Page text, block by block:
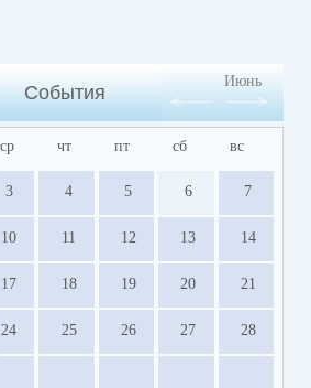
События
Июнь
ср чт пт сб вс
3 4 5 6 7
10 11 12 13 14
17 18 19 20 21
24 25 26 27 28